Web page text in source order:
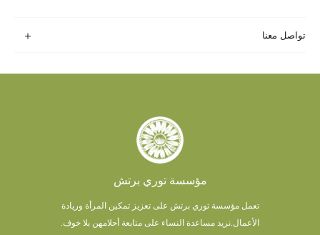
تواصل معنا
مؤسسة توري برتش
تعمل مؤسسة توري برتش على تعزيز تمكين المرأة وريادة
الأعمال. نريد مساعدة النساء على متابعة أحلامهن بلا خوف.